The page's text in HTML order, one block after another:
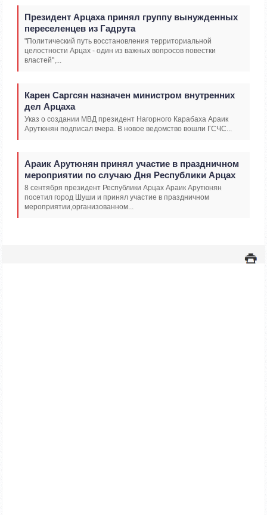
Президент Арцаха принял группу вынужденных
переселенцев из Гадрута
"Политический путь восстановления территориальной
целостности Арцах - один из важных вопросов повестки
властей",...
Карен Саргсян назначен министром внутренних
дел Арцаха
Указ о создании МВД президент Нагорного Карабаха Араик
Арутюнян подписал вчера. В новое ведомство вошли ГСЧС...
Араик Арутюнян принял участие в праздничном
мероприятии по случаю Дня Республики Арцах
8 сентября президент Республики Арцах Араик Арутюнян
посетил город Шуши и принял участие в праздничном
мероприятии,организованном...